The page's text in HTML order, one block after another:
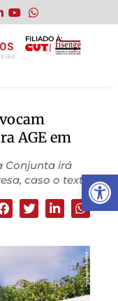
Abrir
FILIADO À:
AGE em
Conjunta irá
caso o texto